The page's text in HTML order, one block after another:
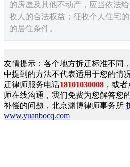
的房屋及其他不动产，应当依法
收人的合法权益；征收个人住宅
的居住条件。
友情提示：各个地方拆迁标准不同
中提到的方法不代表适用于您的情
迁律师服务电话18101030008 ，或
师在线沟通，我们免费为您解答您
补偿的问题，北京渊博律师事务所
www.yuanbocq.com